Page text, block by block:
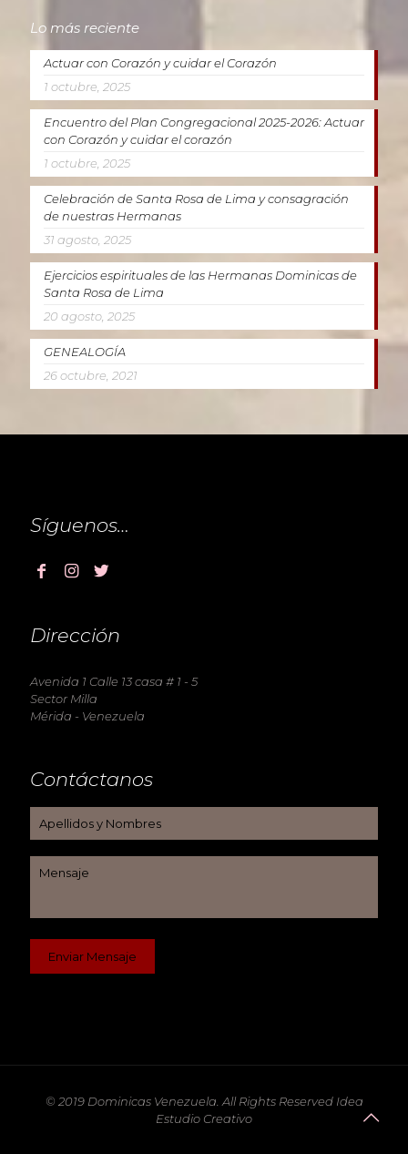
Lo más reciente
Actuar con Corazón y cuidar el Corazón
1 octubre, 2025
Encuentro del Plan Congregacional 2025-2026: Actuar
con Corazón y cuidar el corazón
1 octubre, 2025
Celebración de Santa Rosa de Lima y consagración
de nuestras Hermanas
31 agosto, 2025
Ejercicios espirituales de las Hermanas Dominicas de
Santa Rosa de Lima
20 agosto, 2025
GENEALOGÍA
26 octubre, 2021
Síguenos…
Dirección
Avenida 1 Calle 13 casa # 1 - 5
Sector Milla
Mérida - Venezuela
Contáctanos
© 2019 Dominicas Venezuela. All Rights Reserved Idea
Estudio Creativo